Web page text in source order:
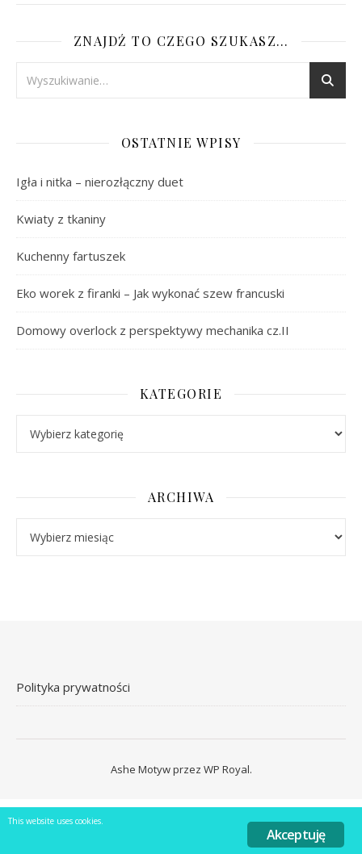
ZNAJDŹ TO CZEGO SZUKASZ…
OSTATNIE WPISY
Igła i nitka – nierozłączny duet
Kwiaty z tkaniny
Kuchenny fartuszek
Eko worek z firanki – Jak wykonać szew francuski
Domowy overlock z perspektywy mechanika cz.II
KATEGORIE
ARCHIWA
Polityka prywatności
Ashe Motyw przez WP Royal.
Akceptuję
This website uses cookies.